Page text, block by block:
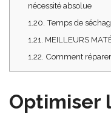
nécessité absolue
1.20. Temps de
1.21. MEILLEURS
1.22. Comment
Optimiser